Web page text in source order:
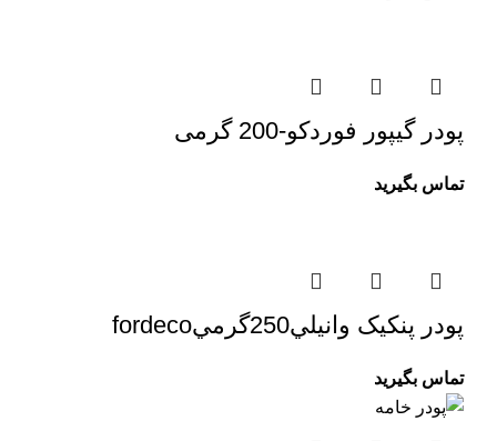
پودر گیپور فوردکو-200 گرمی
تماس بگیرید
پودر پنکيک وانيلي250گرميfordeco
تماس بگیرید